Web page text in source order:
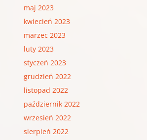
maj 2023
kwiecień 2023
marzec 2023
luty 2023
styczeń 2023
grudzień 2022
listopad 2022
październik 2022
wrzesień 2022
sierpień 2022